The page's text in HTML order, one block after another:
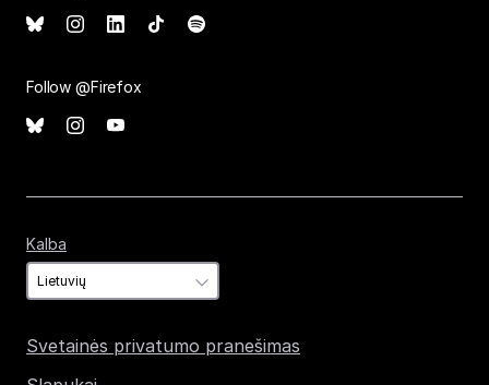
Follow @Firefox
Kalba
Svetainės privatumo pranešimas